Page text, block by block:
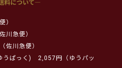
）
川急便）
佐川急便）
うぱっく)
2,057円（ゆうパッ